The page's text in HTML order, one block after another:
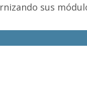
sus